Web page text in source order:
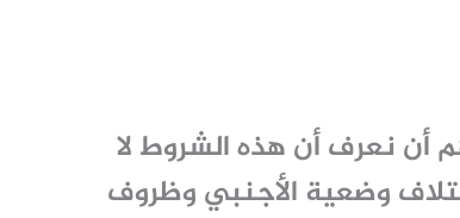
أن نعرف أن هذه الشروط لا
وضعية الأجنبي وظروف